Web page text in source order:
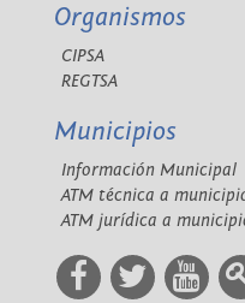
Organismos
CIPSA
REGTSA
Municipios
Información Municipal
ATM técnica a
ATM jurídica a